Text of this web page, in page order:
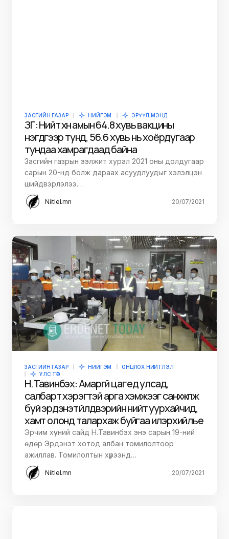
ЗАСГИЙН ГАЗАР НИЙГЭМ ЭРҮҮЛ МЭНД
ЗГ: Нийт хүн амын 64.8 хувь вакцины
нэгдүгээр тунд, 56.6 хувь нь хоёрдугаар
тундаа хамрагдаад байна
Засгийн газрын ээлжит хурал 2021 оны долдугаар
сарын 20-нд болж дараах асуудлуудыг хэлэлцэн
шийдвэрлэлээ.…
Niitlel.mn 20/07/2021
ЗАСГИЙН ГАЗАР НИЙГЭМ
ОНЦЛОХ НИЙТЛЭЛ
УЛС ТӨР
Н.Тавинбэх: Амаргүй цаг үед улсад,
салбарт хэрэгтэй арга хэмжээг санхүүжүүлж
буй эрдэнэт үйлдвэрийн нийт уурхайчид,
хамт олонд талархаж буйгаа илэрхийлье
Эрчим хүчний сайд Н.Тавинбэх энэ сарын 19-ний
өдөр Эрдэнэт хотод албан томилолтоор
ажиллав. Томилолтын хүрээнд…
Niitlel.mn 20/07/2021